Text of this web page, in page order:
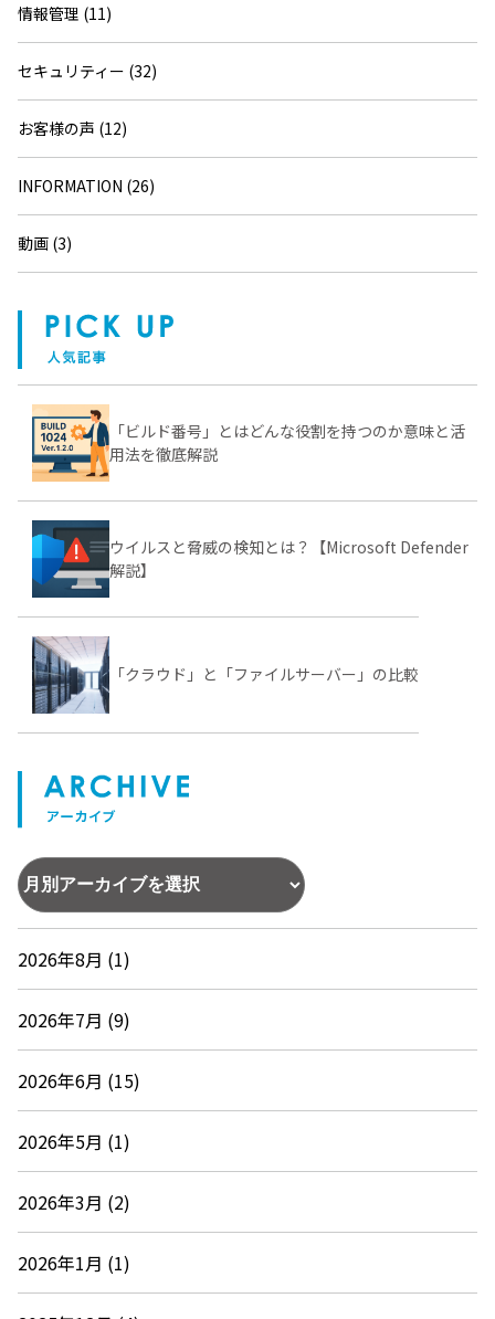
情報管理 (11)
セキュリティー (32)
お客様の声 (12)
INFORMATION (26)
動画 (3)
「ビルド番号」とはどんな役割を持つのか意味と活
用法を徹底解説
ウイルスと脅威の検知とは？【Microsoft Defender
解説】
「クラウド」と「ファイルサーバー」の比較
2026年8月 (1)
2026年7月 (9)
2026年6月 (15)
2026年5月 (1)
2026年3月 (2)
2026年1月 (1)